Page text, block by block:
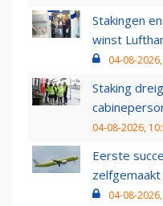
Stakingen
winst
04-08-
Staking
04-08-2026,
Eerste
04-08-